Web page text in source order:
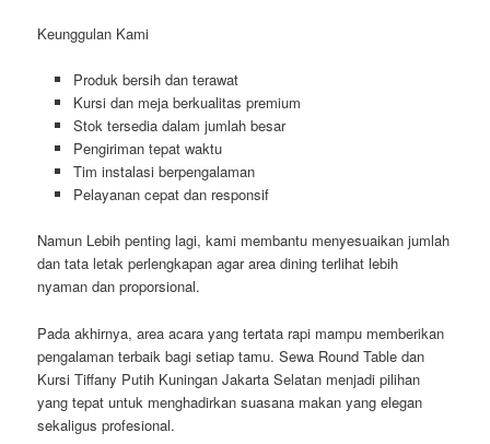
Keunggulan Kami
Produk bersih dan terawat
Kursi dan meja berkualitas premium
Stok tersedia dalam jumlah besar
Pengiriman tepat waktu
Tim instalasi berpengalaman
Pelayanan cepat dan responsif
Namun Lebih penting lagi, kami membantu menyesuaikan jumlah
dan tata letak perlengkapan agar area dining terlihat lebih
nyaman dan proporsional.
Pada akhirnya, area acara yang tertata rapi mampu memberikan
pengalaman terbaik bagi setiap tamu. Sewa Round Table dan
Kursi Tiffany Putih Kuningan Jakarta Selatan menjadi pilihan
yang tepat untuk menghadirkan suasana makan yang elegan
sekaligus profesional.